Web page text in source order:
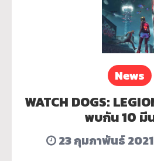
News
WATCH DOGS:
พบกัน 10 มี
23 กุมภาพันธ์ 2021